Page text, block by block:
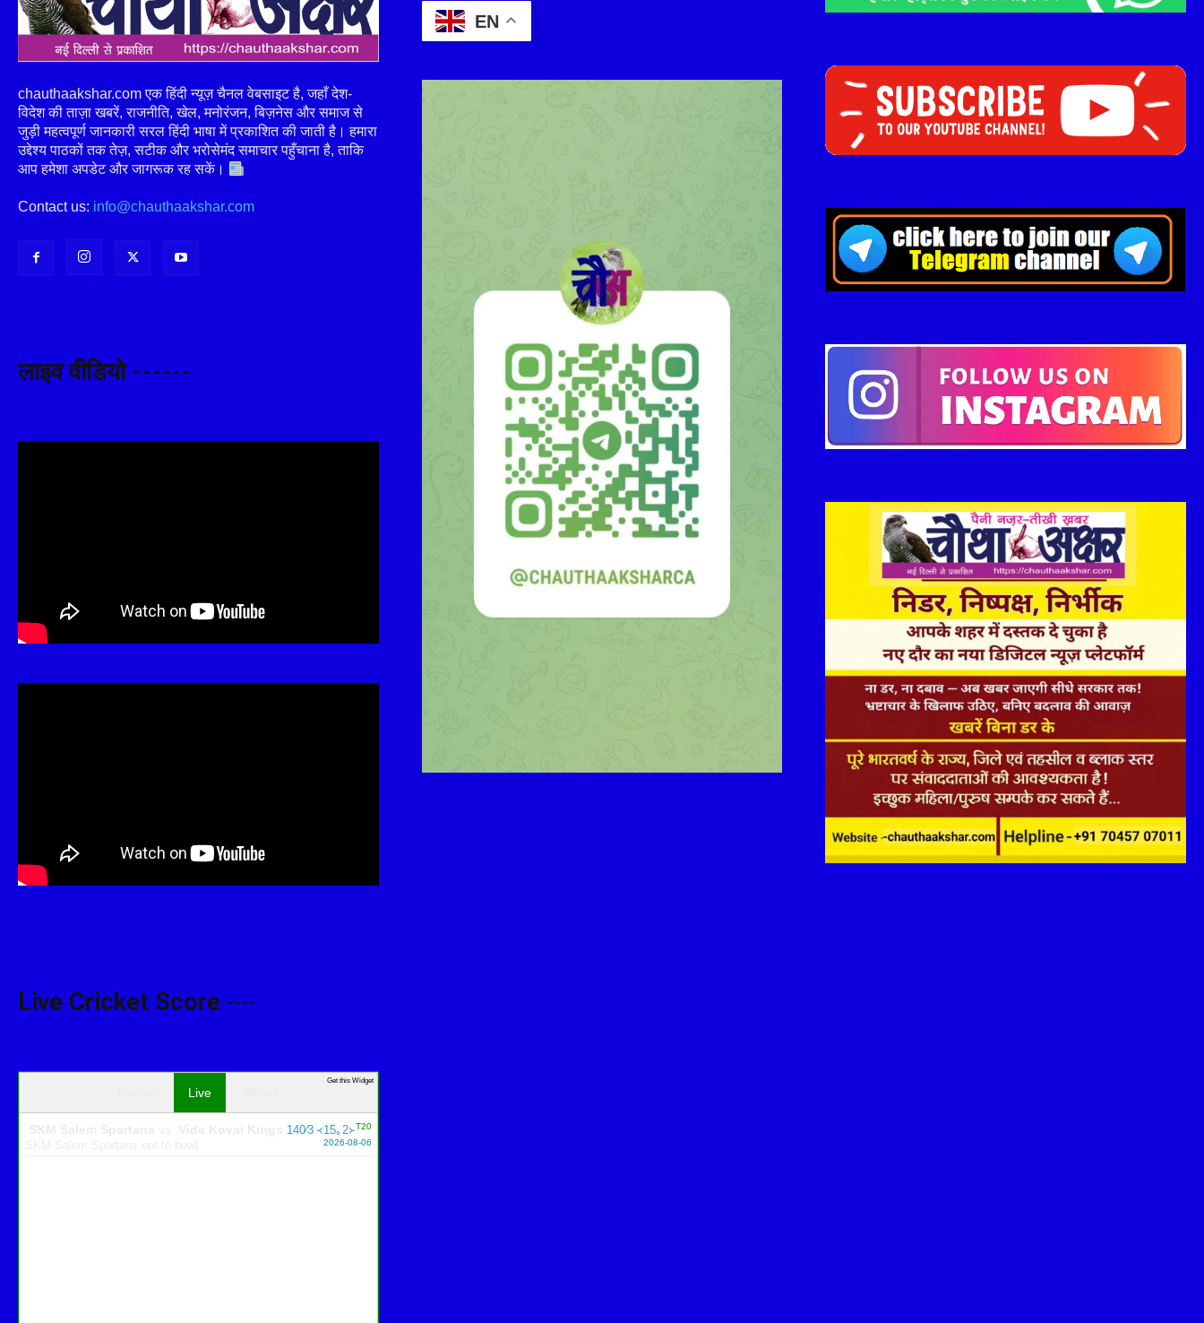
chauthaakshar.com एक हिंदी न्यूज़ चैनल वेबसाइट है, जहाँ देश-
विदेश की ताज़ा खबरें, राजनीति, खेल, मनोरंजन, बिज़नेस और समाज से
जुड़ी महत्वपूर्ण जानकारी सरल हिंदी भाषा में प्रकाशित की जाती है। हमारा
उद्देश्य पाठकों तक तेज़, सटीक और भरोसेमंद समाचार पहुँचाना है, ताकि
आप हमेशा अपडेट और जागरूक रह सकें।
Contact us: info@chauthaakshar.com
लाइव वीडियो ------
Live Cricket Score ----
Live
T20
140∕3 ᚜15｡2᚛
2026-08-06
Get this Widget
EN